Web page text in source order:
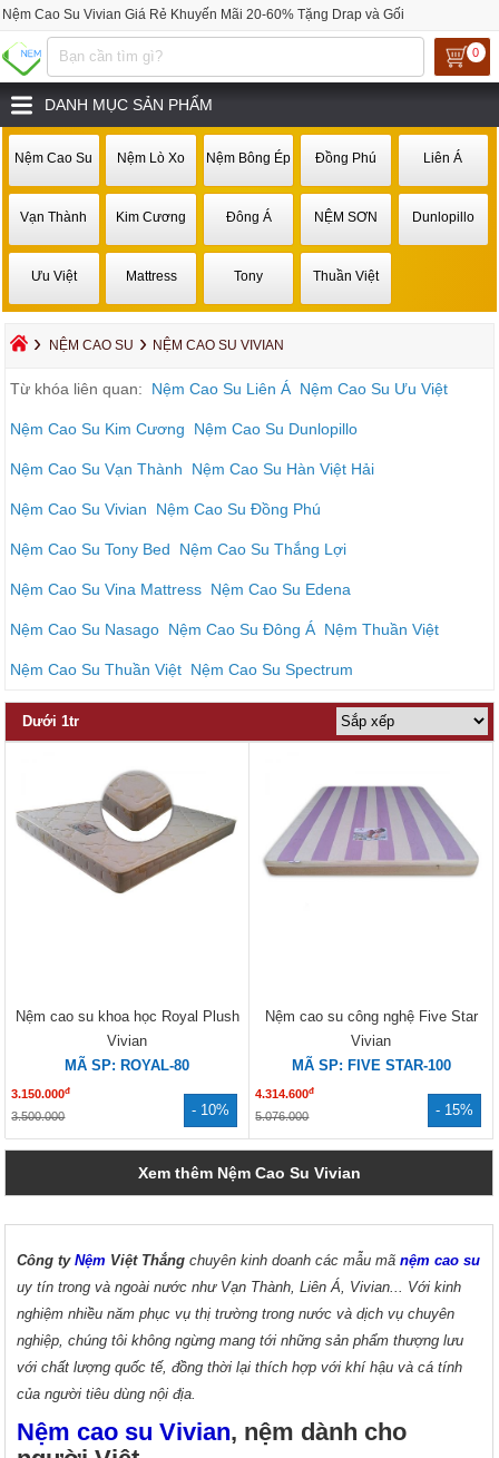
Nệm Cao Su Vivian Giá Rẻ Khuyến Mãi 20-60% Tặng Drap và Gối
0
DANH MỤC SẢN PHẨM
Nệm Cao Su Nệm Lò Xo Nệm Bông Ép Đồng Phú Liên Á
Vạn Thành Kim Cương Đông Á NỆM SƠN Dunlopillo
Ưu Việt Mattress Tony Thuần Việt
› NỆM CAO SU › NỆM CAO SU VIVIAN
Từ khóa liên quan: Nệm Cao Su Liên Á Nệm Cao Su Ưu Việt
Nệm Cao Su Kim Cương Nệm Cao Su Dunlopillo
Nệm Cao Su Vạn Thành Nệm Cao Su Hàn Việt Hải
Nệm Cao Su Vivian Nệm Cao Su Đồng Phú
Nệm Cao Su Tony Bed Nệm Cao Su Thắng Lợi
Nệm Cao Su Vina Mattress Nệm Cao Su Edena
Nệm Cao Su Nasago Nệm Cao Su Đông Á Nệm Thuần Việt
Nệm Cao Su Thuần Việt Nệm Cao Su Spectrum
Dưới 1tr
Công tyNệm Việt Thắng chuyên kinh doanh các mẫu mãnệm cao su
uy tín trong và ngoài nước như Vạn Thành, Liên Á, Vivian... Với kinh
nghiệm nhiều năm phục vụ thị trường trong nước và dịch vụ chuyên
nghiệp, chúng tôi không ngừng mang tới những sản phẩm thượng lưu
với chất lượng quốc tế, đồng thời lại thích hợp với khí hậu và cá tính
của người tiêu dùng nội địa.
Nệm cao su Vivian, nệm dành cho
- 10%
Nệm cao su khoa học Royal Plush
Vivian
MÃ SP: ROYAL-80
3.150.000đ
3.500.000 - 15%
Nệm cao su công nghệ Five Star
Vivian
MÃ SP: FIVE STAR-100
4.314.600đ
5.076.000
Xem thêm Nệm Cao Su Vivian